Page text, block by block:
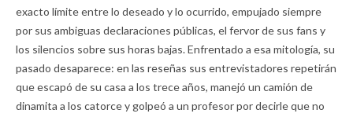
exacto límite entre lo deseado y lo ocurrido, empujado siempre
por sus ambiguas declaraciones públicas, el fervor de sus fans y
los silencios sobre sus horas bajas. Enfrentado a esa mitología, su
pasado desaparece: en las reseñas sus entrevistadores repetirán
que escapó de su casa a los trece años, manejó un camión de
dinamita a los catorce y golpeó a un profesor por decirle que no